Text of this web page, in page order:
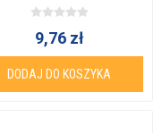
9,76 zł
DODAJ DO KOSZYKA